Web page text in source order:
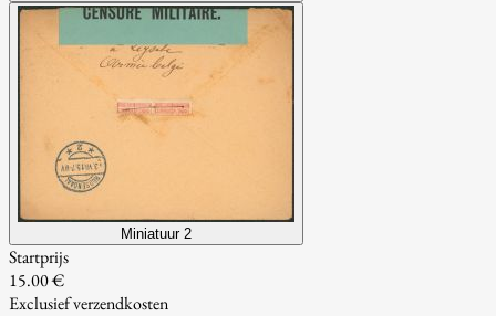
Miniatuur 2
Startprijs
15.00 €
Exclusief verzendkosten